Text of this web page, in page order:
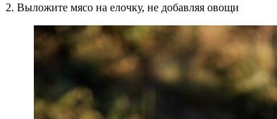
2. Выложите мясо на елочку, не добавляя овощи